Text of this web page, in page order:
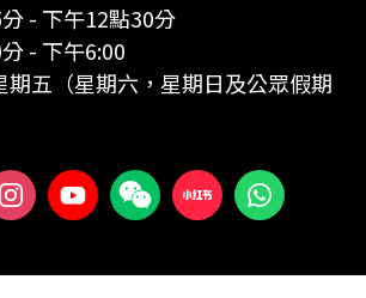
- 下午12點30分
- 下午6:00
期五（星期六，星期日及公眾假期